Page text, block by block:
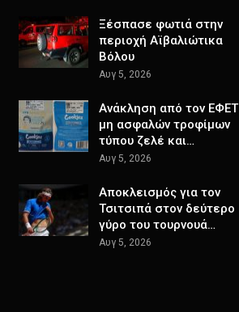
Ξέσπασε φωτιά στην
περιοχή Αϊβαλιώτικα
Βόλου
Αυγ 5, 2026
Ανάκληση από τον ΕΦΕΤ
μη ασφαλών τροφίμων
τύπου ζελέ και…
Αυγ 5, 2026
Αποκλεισμός για τον
Τσιτσιπά στον δεύτερο
γύρο του τουρνουά…
Αυγ 5, 2026